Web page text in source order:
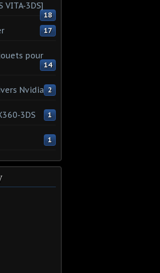
VITA-3DS]
18
17
pour
14
Nvidia 2
3DS 1
1